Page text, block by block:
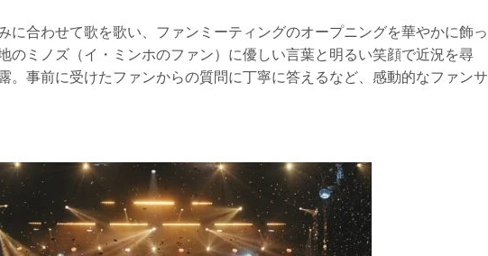
に合わせて歌を歌い、ファンミーティングのオープニングを華やかに飾っ
のミノズ（イ・ミンホのファン）に優しい言葉と明るい笑顔で近況を尋
。事前に受けたファンからの質問に丁寧に答えるなど、感動的なファンサ